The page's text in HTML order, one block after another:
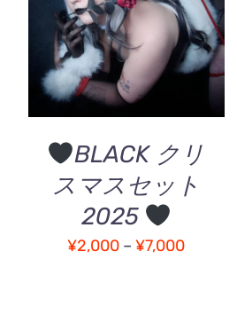
オプションを選択こ
の
商
品
は
数
の
バ
エ
/
QUICK VIEW
BLACK クリ
スマスセット
2025
¥2,000 –¥7,000価